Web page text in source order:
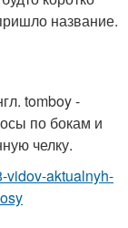
название.
tomboy -
по бокам и
челку.
vidov-aktualnyh-